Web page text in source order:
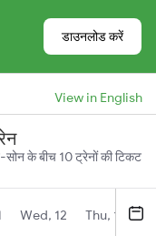
डाउनलोड करें
View in English
के बीच 10 ट्रेनों की टिकट
Wed, 12 Thu, 13